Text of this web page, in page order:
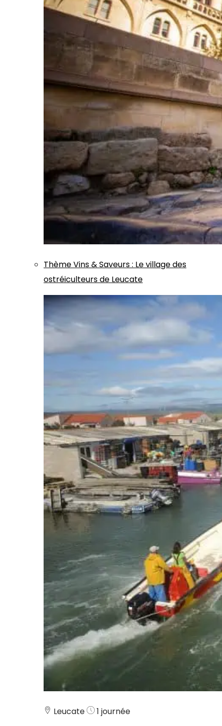
ThèmeVins & Saveurs: Le village des
ostréiculteurs de Leucate
Leucate
1 journée